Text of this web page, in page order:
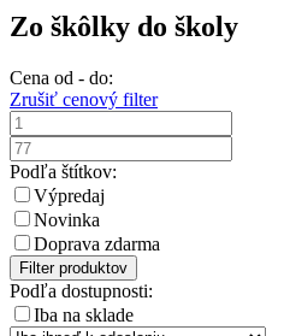
Zo škôlky do školy
Cena od - do:
Zrušiť cenový filter
Podľa štítkov:
Výpredaj
Novinka
Doprava zdarma
Filter produktov
Podľa dostupnosti:
Iba na sklade